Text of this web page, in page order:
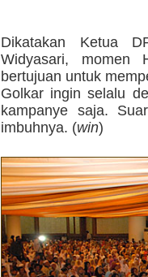
Dikatakan Ketua
Widyasari, momen
bertujuan untuk
Golkar ingin selalu
kampanye saja.
imbuhnya. (win)